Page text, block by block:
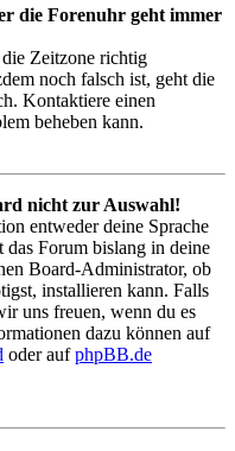
die Forenuhr geht immer
Zeitzone richtig
noch falsch ist, geht die
Kontaktiere einen
beheben kann.
nicht zur Auswahl!
entweder deine Sprache
Forum bislang in deine
Board-Administrator, ob
installieren kann. Falls
uns freuen, wenn du es
dazu können auf
oder aufphpBB.de